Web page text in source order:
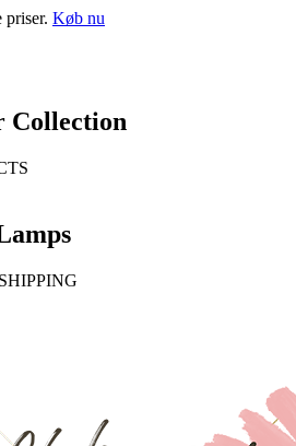
priser. Køb nu
Collection